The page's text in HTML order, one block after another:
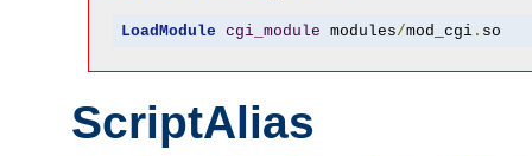
LoadModule cgi_module modules/mod_cgi. so
ScriptAlias